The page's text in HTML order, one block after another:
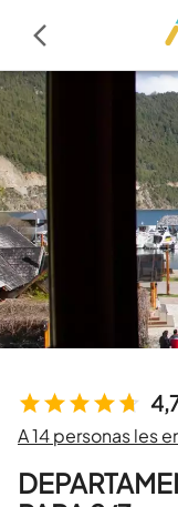
A 14 personas les